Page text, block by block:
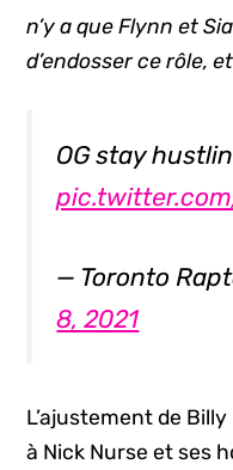
n’y a que Flynn et
d’endosser ce rôle,
OG stay
— Toronto
8, 2021
L’ajustement de
à Nick Nurse et ses